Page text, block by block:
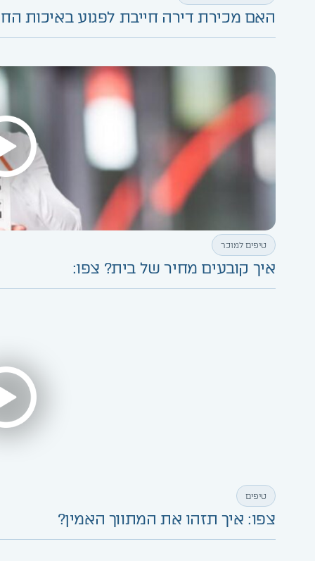
האם מכירת דירה חייבת לפגוע באיכות
טיפים למוכר
איך קובעים מחיר של בית? צפו:
טיפים
צפו: איך תזהו את המתווך האמין?